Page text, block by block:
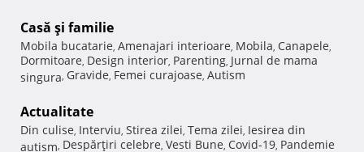
Casă şi familie
Mobila bucatarie, Amenajari interioare, Mobila, Canapele,
Dormitoare, Design interior, Parenting, Jurnal de mama
singura, Gravide, Femei curajoase, Autism
Actualitate
Din culise, Interviu, Stirea zilei, Tema zilei, Iesirea din
autism, Despărţiri celebre, Vesti Bune, Covid-19, Pandemie